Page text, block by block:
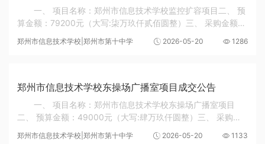
一、 项目名称：郑州市信息技术学校监控扩容项目二、 预
算金额：79200元（大写:柒万玖仟贰佰圆整）三、 采购金额：
77950元（大写:柒万柒仟玖佰伍拾圆整）四、 成交供应商: 河
南东普电子科技有限公司 ...
郑州市信息技术学校|郑州市第十中学 2026-05-20 1286
郑州市信息技术学校东操场广播室项目成交公告
一、 项目名称：郑州市信息技术学校东操场广播室项目
二、 预算金额：49000元（大写:肆万玖仟圆整）三、 采购金
额：47620元（大写:肆万柒仟陆佰贰拾圆整）四、 成交供应
商: 郑州潼之峻商贸有限公司 五、 本次项目...
郑州市信息技术学校|郑州市第十中学 2026-05-20 1133